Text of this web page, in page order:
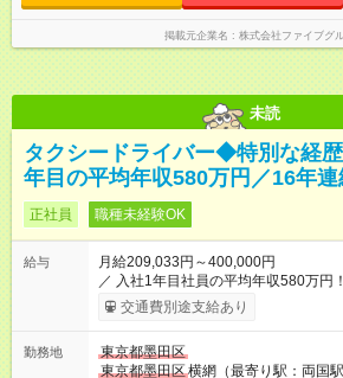
月平均所定労働時間：173時間 ■平均
掲載元企業名 株式会社ファイブグ
未読
タクシードライバー◆特別な経
年目の平均年収580万円／16年
正社員 職種未経験OK
給与
月給209,033円～400,000円
／ 入社1年目社員の平均年収580万円！ ＼ ◆入社後、1年
与保証あり！ ───────────────
いただけるよう、売上に関係なく給
たします。 【入社1～3カ月目】月給40万円保証 【入社4～12カ
交通費別途支給あり
勤務地
東京都墨田区
東京都墨田区横網（最寄り駅：両国駅